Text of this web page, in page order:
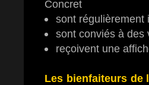
Concret
sont régulièrement
sont conviés à des
reçoivent une
Les bienfaiteurs de